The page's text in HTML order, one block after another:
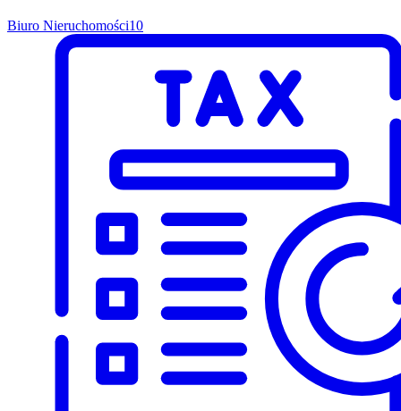
Biuro Nieruchomości10